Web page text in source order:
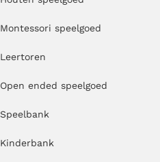
Montessori speelgoed
Leertoren
Open ended speelgoed
Speelbank
Kinderbank